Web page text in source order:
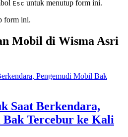
Esc untuk menutup form ini.
form ini.
Mobil di Wisma Asri
Saat Berkendara,
Tercebur ke Kali